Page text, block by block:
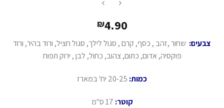
₪4.90
צבעים: שחור ,זהב , כסף, קרם , סגול לילך, סגול חציל, ורוד בהיר, ורוד
פוקסיה, אדום, כתום, צהוב, כחול, לבן , ירוק תפוח
כמות: 20-25 יח' במארז
קוטר: